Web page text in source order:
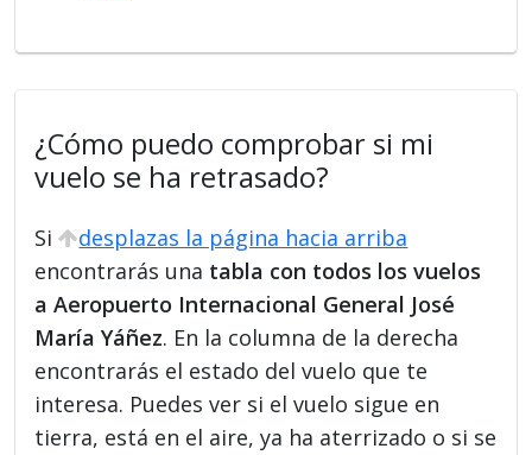
¿Cómo puedo comprobar si mi
vuelo se ha retrasado?
Si
desplazas la página hacia arriba
encontrarás una tabla con todos los vuelos
a Aeropuerto Internacional General José
María Yáñez. En la columna de la derecha
encontrarás el estado del vuelo que te
interesa. Puedes ver si el vuelo sigue en
tierra, está en el aire, ya ha aterrizado o si se